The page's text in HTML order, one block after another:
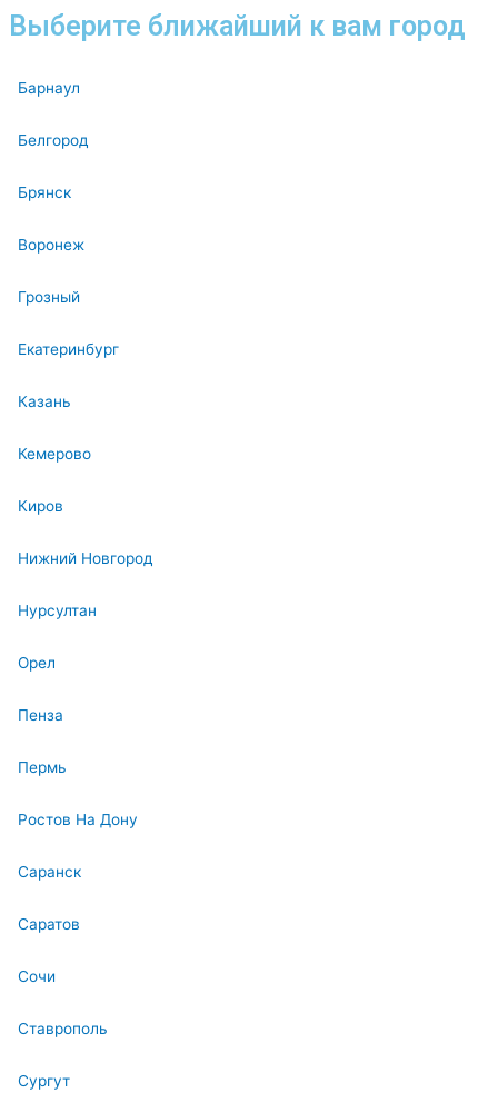
Выберите ближайший к вам город
Барнаул
Белгород
Брянск
Воронеж
Грозный
Екатеринбург
Казань
Кемерово
Киров
Нижний Новгород
Нурсултан
Орел
Пенза
Пермь
Ростов На Дону
Саранск
Саратов
Сочи
Ставрополь
Сургут